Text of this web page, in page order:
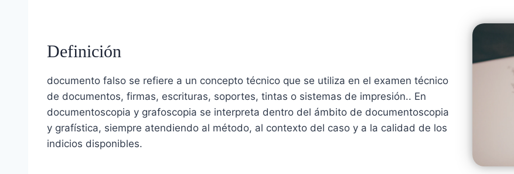
Definición
documento falso se refiere a un concepto técnico que se utiliza en el examen técnico
de documentos, firmas, escrituras, soportes, tintas o sistemas de impresión.. En
documentoscopia y grafoscopia se interpreta dentro del ámbito de documentoscopia
y grafística, siempre atendiendo al método, al contexto del caso y a la calidad de los
indicios disponibles.